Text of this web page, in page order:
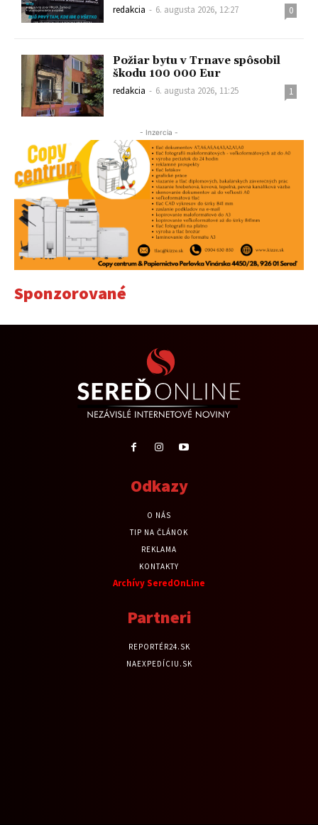
redakcia - 6. augusta 2026, 12:27 0
Požiar bytu v Trnave spôsobil
škodu 100 000 Eur
redakcia - 6. augusta 2026, 11:25 1
- Inzercia -
Sponzorované
Odkazy
O NÁS
TIP NA ČLÁNOK
REKLAMA
KONTAKTY
Archívy SeredOnLine
Partneri
REPORTÉR24.SK
NAEXPEDÍCIU.SK